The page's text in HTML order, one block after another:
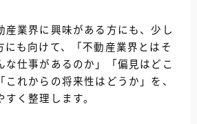
産業界に興味がある方にも、少し
にも向けて、「不動産業界とはそ
な仕事があるのか」「偏見はどこ
これからの将来性はどうか」を、
く整理します。